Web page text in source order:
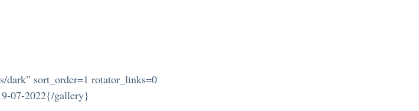
dark” sort_order=1 rotator_links=0
07-2022{/gallery}